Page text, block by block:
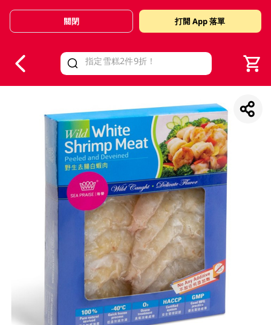
Valid Until 30 June 2026
關閉 打開 App 落單